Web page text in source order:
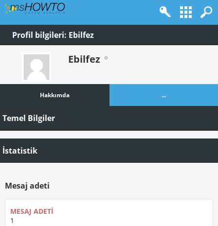
Profil bilgileri: Ebilfez
Ebilfez
Hakkımda ...
Temel Bilgiler
İstatistik
Mesaj adeti
MESAJ ADETI
1